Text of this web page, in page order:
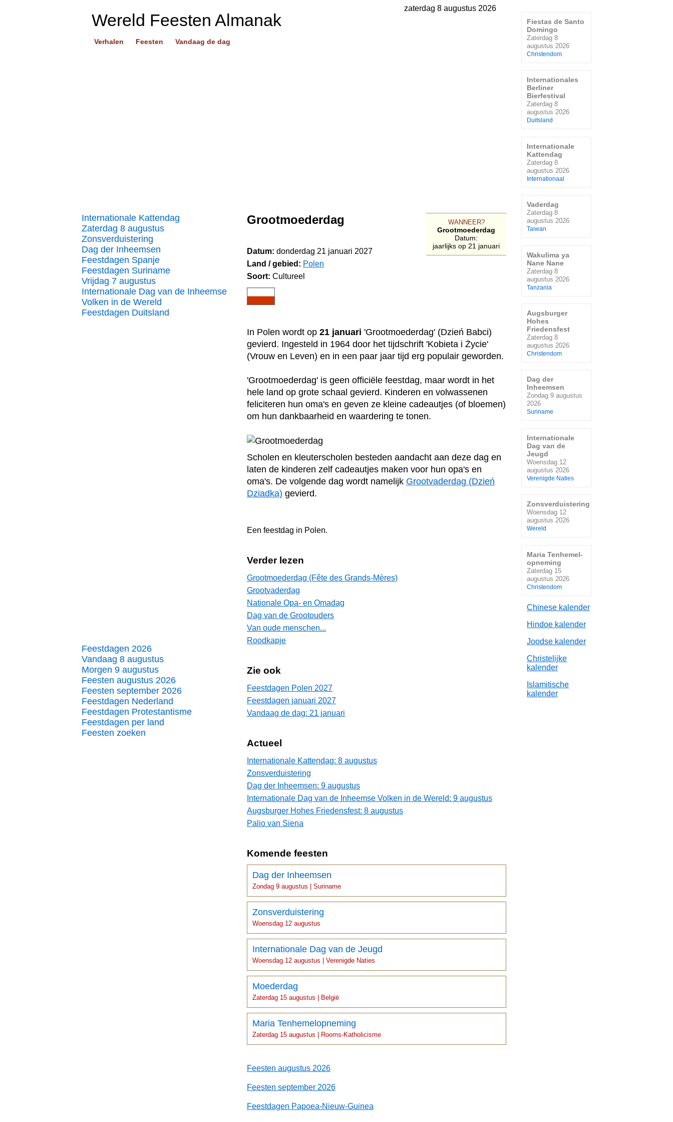
zaterdag 8 augustus 2026
Wereld Feesten Almanak
Verhalen Feesten Vandaag de dag
Internationale Kattendag
Zaterdag 8 augustus
Zonsverduistering
Dag der Inheemsen
Feestdagen Spanje
Feestdagen Suriname
Vrijdag 7 augustus
Internationale Dag van de Inheemse
Volken in de Wereld
Feestdagen Duitsland
Feestdagen 2026
Vandaag 8 augustus
Morgen 9 augustus
Feesten augustus 2026
Feesten september 2026
Feestdagen Nederland
Feestdagen Protestantisme
Feestdagen per land
Feesten zoeken
WANNEER?
Grootmoederdag
Datum:
jaarlijks op 21 januari
Grootmoederdag
Datum: donderdag 21 januari 2027
Land / gebied: Polen
Soort: Cultureel
In Polen wordt op 21 januari 'Grootmoederdag' (Dzień Babci)
gevierd. Ingesteld in 1964 door het tijdschrift 'Kobieta i Życie'
(Vrouw en Leven) en in een paar jaar tijd erg populair geworden.
'Grootmoederdag' is geen officiële feestdag, maar wordt in het
hele land op grote schaal gevierd. Kinderen en volwassenen
feliciteren hun oma's en geven ze kleine cadeautjes (of bloemen)
om hun dankbaarheid en waardering te tonen.
Scholen en kleuterscholen besteden aandacht aan deze dag en
laten de kinderen zelf cadeautjes maken voor hun opa's en
oma's. De volgende dag wordt namelijk Grootvaderdag (Dzień
Dziadka) gevierd.
Een feestdag in Polen.
Verder lezen
Grootmoederdag (Fête des Grands-Mères)
Grootvaderdag
Nationale Opa- en Omadag
Dag van de Grootouders
Van oude menschen...
Roodkapje
Zie ook
Feestdagen Polen 2027
Feestdagen januari 2027
Vandaag de dag: 21 januari
Actueel
Internationale Kattendag: 8 augustus
Zonsverduistering
Dag der Inheemsen: 9 augustus
Internationale Dag van de Inheemse Volken in de Wereld: 9 augustus
Augsburger Hohes Friedensfest: 8 augustus
Palio van Siena
Komende feesten
Dag der Inheemsen
Zondag 9 augustus | Suriname
Zonsverduistering
Woensdag 12 augustus
Internationale Dag van de Jeugd
Woensdag 12 augustus | Verenigde Naties
Moederdag
Zaterdag 15 augustus | België
Maria Tenhemelopneming
Zaterdag 15 augustus | Rooms-Katholicisme
Feesten augustus 2026
Feesten september 2026
Feestdagen Papoea-Nieuw-Guinea
Fiestas de Santo
Domingo
Zaterdag 8
augustus 2026
Christendom
Internationales
Berliner
Bierfestival
Zaterdag 8
augustus 2026
Duitsland
Internationale
Kattendag
Zaterdag 8
augustus 2026
Internationaal
Vaderdag
Zaterdag 8
augustus 2026
Taiwan
Wakulima ya
Nane Nane
Zaterdag 8
augustus 2026
Tanzania
Augsburger
Hohes
Friedensfest
Zaterdag 8
augustus 2026
Christendom
Dag der
Inheemsen
Zondag 9 augustus
2026
Suriname
Internationale
Dag van de
Jeugd
Woensdag 12
augustus 2026
Verenigde Naties
Zonsverduistering
Woensdag 12
augustus 2026
Wereld
Maria Tenhemel-
opneming
Zaterdag 15
augustus 2026
Christendom
Chinese kalender
Hindoe kalender
Joodse kalender
Christelijke
kalender
Islamitische
kalender